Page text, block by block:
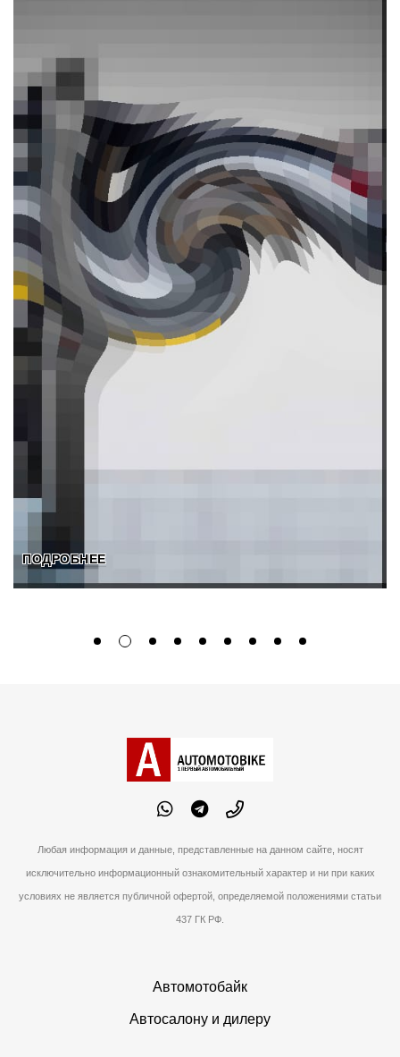
ПОДРОБНЕЕ
Любая информация и данные, представленные на данном сайте, носят
исключительно информационный ознакомительный характер и ни при каких
условиях не является публичной офертой, определяемой положениями статьи
437 ГК РФ.
Автомотобайк
Автосалону и дилеру